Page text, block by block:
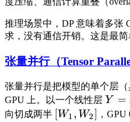
推理场景中，DP 意味着多张
求，没有通信开销。这是最简
张量并行（Tensor
张量并行是把模型的单个层
GPU 上。以一个线性层 Y =
向切成两半 [W1 , W2] ，